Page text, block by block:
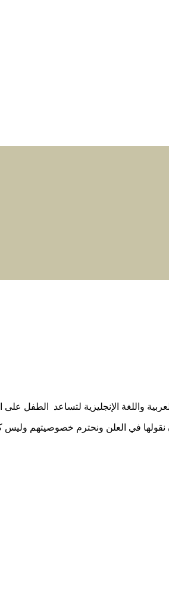
واللغة الإنجليزية لتساعد الطفل
في العلن ونحترم خصوصيتهم وليس